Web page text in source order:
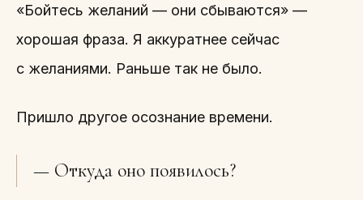
«Бойтесь желаний — они сбываются» —
хорошая фраза. Я аккуратнее сейчас
с желаниями. Раньше так не было.
Пришло другое осознание времени.
— Откуда оно появилось?